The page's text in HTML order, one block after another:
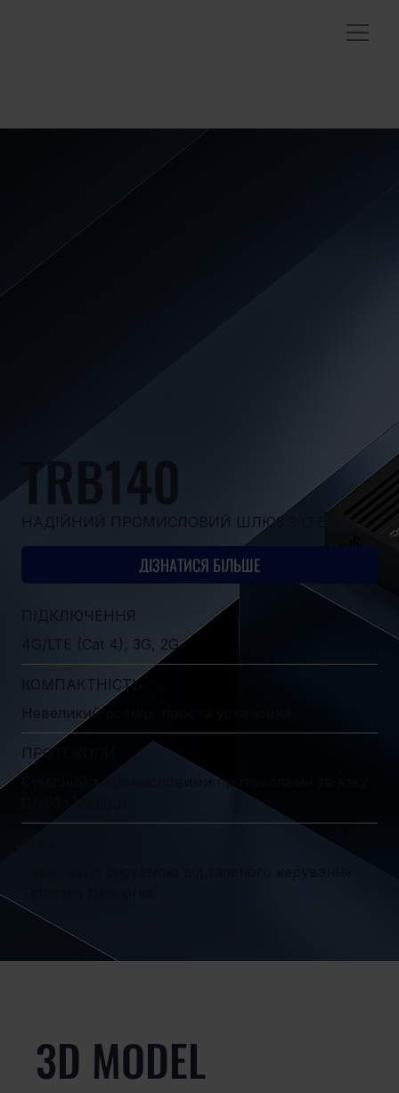
TRB140
НАДІЙНИЙ ПРОМИСЛОВИЙ ШЛЮЗ З LTE
ДІЗНАТИСЯ БІЛЬШЕ
ПІДКЛЮЧЕННЯ
4G/LTE (Cat 4), 3G, 2G
КОМПАКТНІСТЬ
Невеликий розмір, проста установка
ПРОТОКОЛИ
Сумісний з промисловими протоколами зв`язку
3D MODEL